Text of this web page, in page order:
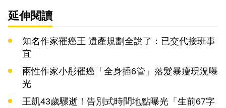
延伸閱讀
知名作家罹癌王 遺產規劃全說了：已交代接班事
宜
兩性作家小彤罹癌「全身插6管」落髮暴瘦現況曝
光
王凱43歲驟逝！告別式時間地點曝光「生前67字